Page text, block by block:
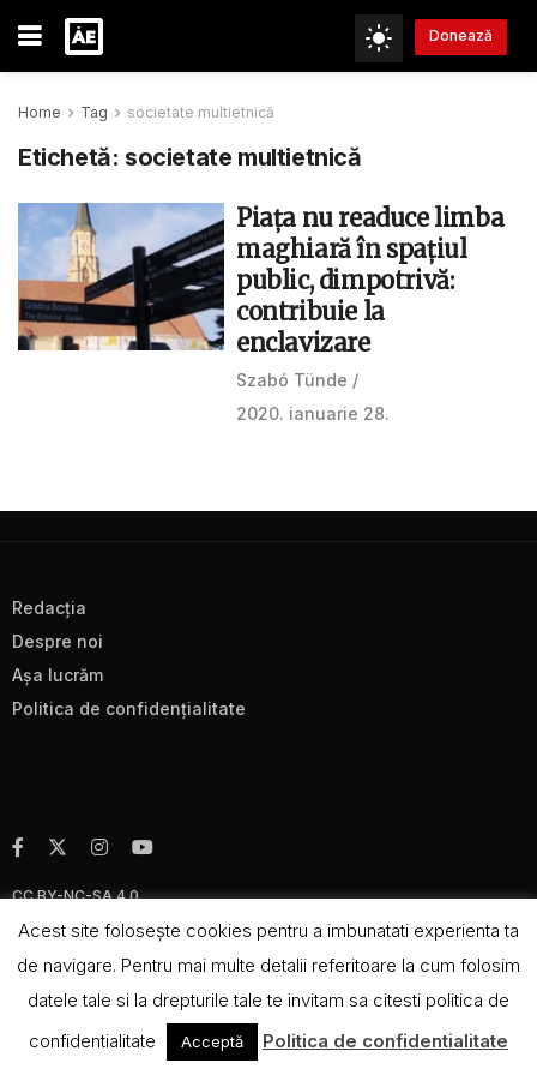
Donează
Home Tag societate multietnică
Etichetă: societate multietnică
Piața nu readuce limba
maghiară în spațiul
public, dimpotrivă:
contribuie la
enclavizare
Szabó Tünde
2020. ianuarie 28.
Redacţia
Despre noi
Aşa lucrăm
Politica de confidenţialitate
CC BY-NC-SA 4.0
Acest site foloseşte cookies pentru a imbunatati experienta ta
de navigare. Pentru mai multe detalii referitoare la cum folosim
datele tale si la drepturile tale te invitam sa citesti politica de
confidentialitate
Acceptă Politica de confidentialitate